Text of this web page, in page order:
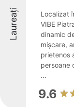
Laureați
Localizat
VIBE
dinamic
mișcare,
prietenos
persoane
...
9.6